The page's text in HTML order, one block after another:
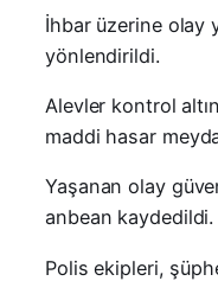
İhbar üzerine olay
yönlendirildi.
Alevler kontrol
maddi hasar
Yaşanan olay
anbean kaydedildi.
Polis ekipleri,